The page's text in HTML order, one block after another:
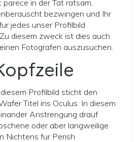
parece in der Tat ratsam,
bezwingen und Ihr
jedes unser Profilbild
diesem zweck ist dies auch
Fotografen auszusuchen.
Profilbild sticht den
Titel ins Oculus. In diesem
Anstrengung drauf
oder aber langweilige
Nichtens fur Perish